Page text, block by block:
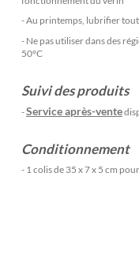
- Au printemps, lubrifier
- Ne pas utiliser dans des
50°C
Suivi des produits
-Service après-vente
Conditionnement
- 1 colis de 35 x 7 x 5 cm